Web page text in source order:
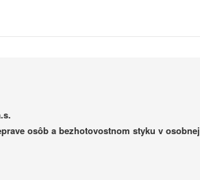
osôb a bezhotovostnom styku v osobnej